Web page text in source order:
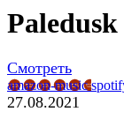
Смотреть
amazon-music
27.08.2021